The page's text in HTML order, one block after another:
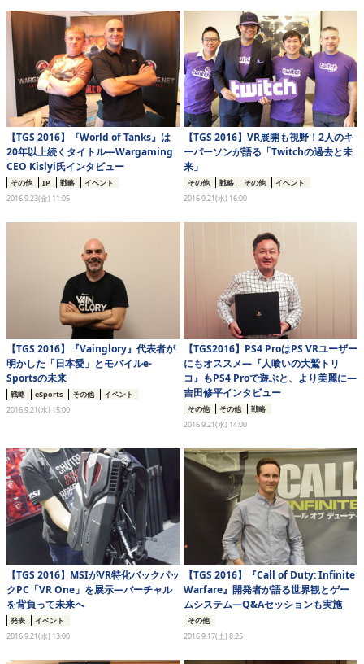
【TGS 2016】『World of Tanks』は
20年以上続くタイトル―Wargaming
CEO Kislyi氏インタビュー
その他 IP 戦略
イベント
2016.9.23(金) 11:05
【TGS 2016】VR展開も視野！2人のキ
ーパーソンが語る「Twitchの過去と未
来」
その他 戦略 その他
イベント
2016.9.21(水) 16:00
【TGS 2016】『Vainglory』代表者が
明かした「日本愛」とモバイルe-
Sportsの未来
戦略 eSports その他
イベント
2016.9.21(水) 15:00
【TGS2016】PS4 ProはPS VRユーザー
にもオススメ―『人喰いの大鷲トリ
コ』もPS4 Proで遊ぶと、より美麗に―
吉田修平インタビュー
その他 その他
戦略
2016.9.21(水) 14:00
【TGS 2016】MSIがVR特化バックパッ
クPC「VR One」を展示―バーチャル
を背負って未来へ
発表
イベント
2016.9.21(水) 13:00
【TGS 2016】『Call of Duty: Infinite
Warfare』開発者が語る世界観とゲー
ムシステム―Q&Aセッションも実施
その他
2016.9.17(土) 8:25